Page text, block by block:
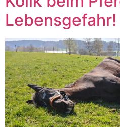
Lebensgefahr!